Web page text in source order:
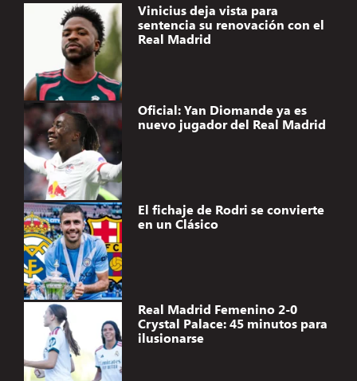
Vinicius deja vista para
sentencia su renovación con el
Real Madrid
Oficial: Yan Diomande ya es
nuevo jugador del Real Madrid
El fichaje de Rodri se convierte
en un Clásico
Real Madrid Femenino 2-0
Crystal Palace: 45 minutos para
ilusionarse